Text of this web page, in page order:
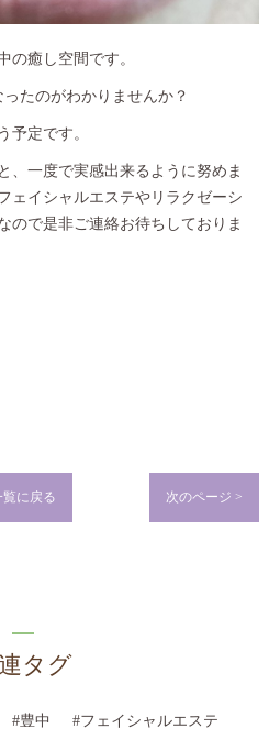
の癒し空間です。
たのがわかりませんか？
予定です。
、一度で実感出来るように努めま
ェイシャルエステやリラクゼーシ
ので是非ご連絡お待ちしておりま
覧に戻る 次のページ >
タグ
#豊中 #フェイシャルエステ